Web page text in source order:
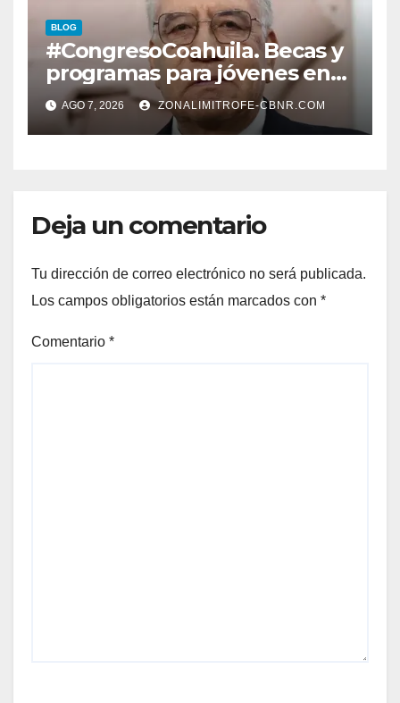
EN CARLOS REAL*
BLOG
#CongresoCoahuila. Becas y
programas para jóvenes en
áreas agropecuarias, plantea
Raúl Onofre
AGO 7, 2026 ZONALIMITROFE-CBNR.COM
Deja un comentario
Tu dirección de correo electrónico no será publicada.
Los campos obligatorios están marcados con *
Comentario *